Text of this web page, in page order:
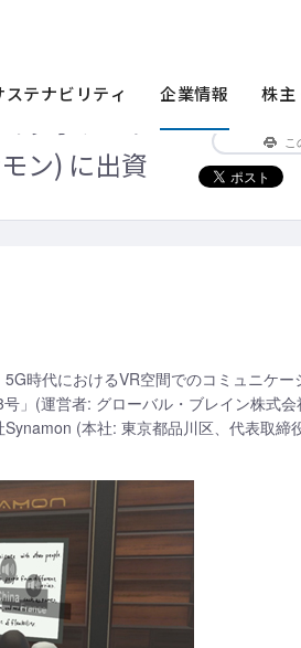
ステナビリティ 企業情報 株主
ン) に出資
時代におけるVR空間でのコミュニケ
」(運営者: グローバル・ブレイン株式
(本社: 東京都品川区、代表取締